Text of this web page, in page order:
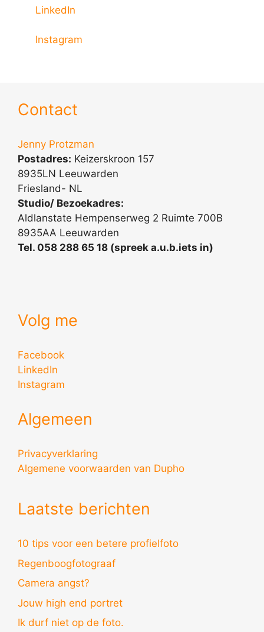
LinkedIn
Instagram
Contact
Jenny Protzman
Postadres: Keizerskroon 157
8935LN Leeuwarden
Friesland- NL
Studio/ Bezoekadres:
Aldlanstate Hempenserweg 2 Ruimte 700B
8935AA Leeuwarden
Tel. 058 288 65 18 (spreek a.u.b.iets in)
Volg me
Facebook
LinkedIn
Instagram
Algemeen
Privacyverklaring
Algemene voorwaarden van Dupho
Laatste berichten
10 tips voor een betere profielfoto
Regenboogfotograaf
Camera angst?
Jouw high end portret
Ik durf niet op de foto.